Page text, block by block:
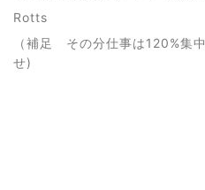
Rotts
（補足 その分仕事は120%集
せ)